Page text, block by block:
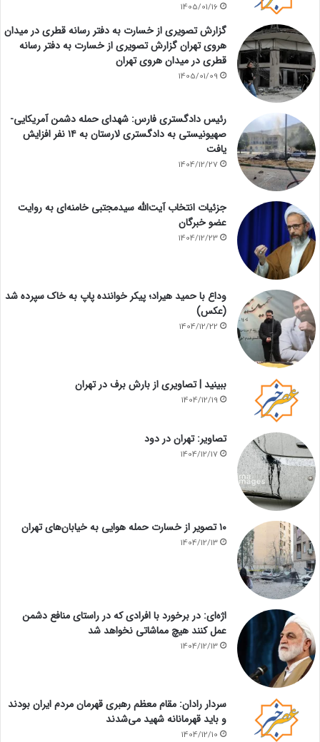
1405/01/16
گزارش تصویری از خسارت به دفتر رسانه قطری در میدان
هروی تهران گزارش تصویری از خسارت به دفتر رسانه
قطری در میدان هروی تهران
1405/01/09
رئیس دادگستری فارس: شهدای حمله دشمن آمریکایی-
صهیونیستی به دادگستری لارستان به ۱۴ نفر افزایش
یافت
1404/12/27
جزئیات انتخاب آیت‌الله سیدمجتبی خامنه‌ای به روایت
عضو خبرگان
1404/12/23
وداع با حمید هیراد؛ پیکر خواننده پاپ به خاک سپرده شد
(عکس)
1404/12/22
ببینید | تصاویری از بارش برف در تهران
1404/12/19
تصاویر: تهران در دود
1404/12/17
۱۰ تصویر از خسارت حمله هوایی به خیابان‌های تهران
1404/12/13
اژه‌ای: در برخورد با افرادی که در راستای منافع دشمن
عمل کنند هیچ مماشاتی نخواهد شد
1404/12/13
سردار رادان: مقام معظم رهبری قهرمان مردم ایران بودند
و باید قهرمانانه شهید می‌شدند
1404/12/10